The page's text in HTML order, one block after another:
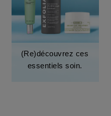
(Re)découvrez ces
essentiels soin.